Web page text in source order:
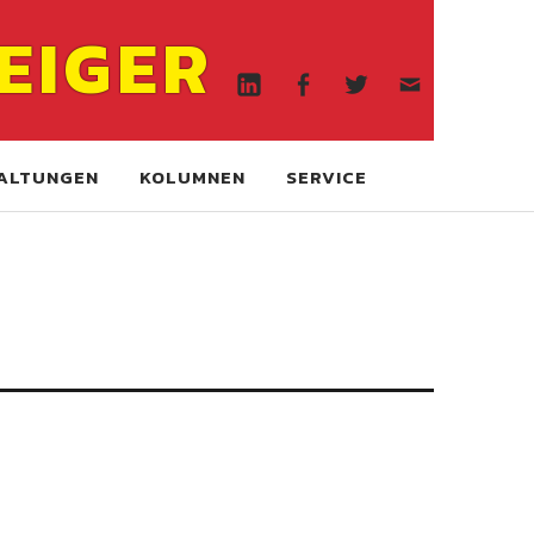
KOLUMNEN SERVICE